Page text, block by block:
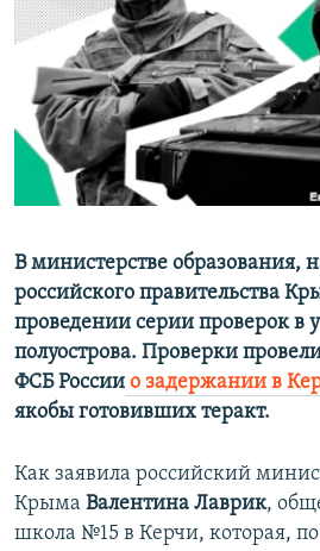
ПОБЕДИТЕЛЕЙ НЕ СУДЯТ?
КРЫМ.НЕПОКОРЕННЫЙ
ELIFBE
УКРАИНСКАЯ ПРОБЛЕМА КРЫМА
ПРИСОЕДИНЯЙТЕСЬ!
Все сайты RFE/RL
В министерстве образования,
российского правительства
проведении серии проверокв
полуострова. Проверки
ФСБ России о задержании в
якобы готовивших теракт.
Как заявила российский
Крыма Валентина Лаврик,
школа №15 в Керчи, которая,